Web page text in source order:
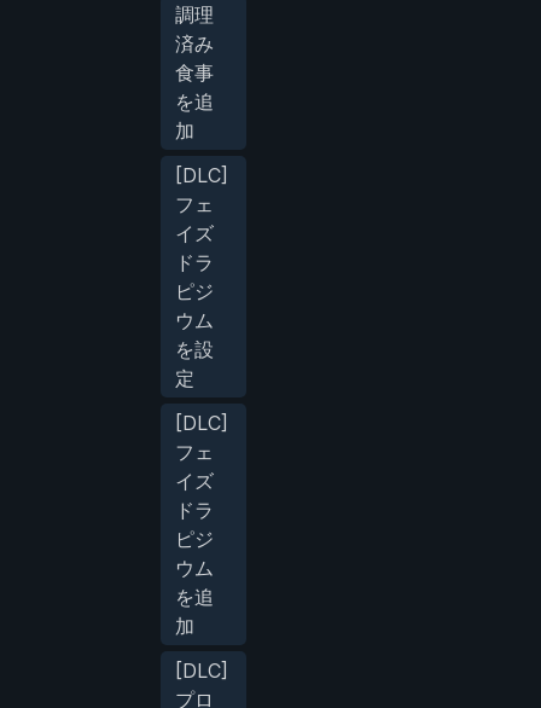
調理
済み
食事
を追
加
[DLC]
フェ
イズ
ドラ
ピジ
ウム
を設
定
[DLC]
フェ
イズ
ドラ
ピジ
ウム
を追
加
[DLC]
プロ